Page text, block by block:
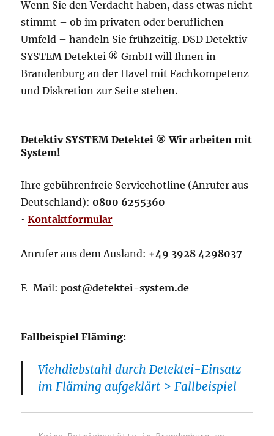
Wenn Sie den Verdacht haben, dass etwas nicht
stimmt – ob im privaten oder beruflichen
Umfeld – handeln Sie frühzeitig. DSD Detektiv
SYSTEM Detektei ® GmbH will Ihnen in
Brandenburg an der Havel mit Fachkompetenz
und Diskretion zur Seite stehen.
Detektiv SYSTEM Detektei ® Wir arbeiten mit
System!
Ihre gebührenfreie Servicehotline (Anrufer aus
Deutschland): 0800 6255360
•Kontaktformular
Anrufer aus dem Ausland: +49 3928 4298037
E-Mail:post@detektei-system.de
Fallbeispiel Fläming:
Viehdiebstahl durch Detektei-Einsatz
im Fläming aufgeklärt > Fallbeispiel